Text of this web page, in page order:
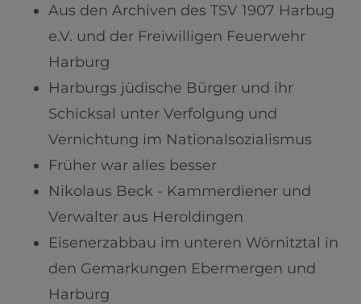
Aus den Archiven des TSV 1907 Harbug
e.V. und der Freiwilligen Feuerwehr
Harburg
Harburgs jüdische Bürger und ihr
Schicksal unter Verfolgung und
Vernichtung im Nationalsozialismus
Früher war alles besser
Nikolaus Beck - Kammerdiener und
Verwalter aus Heroldingen
Eisenerzabbau im unteren Wörnitztal in
den Gemarkungen Ebermergen und
Harburg